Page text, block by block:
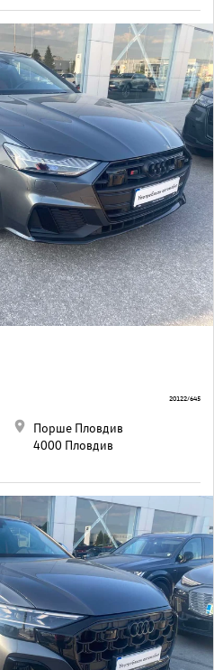
Порше Пловдив
4000 Пловдив
20122/645